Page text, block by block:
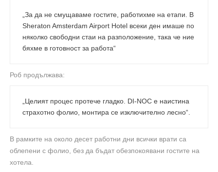
„За да не смущаваме гостите, работихме на етапи. В
Sheraton Amsterdam Airport Hotel всеки ден имаше по
няколко свободни стаи на разположение, така че ние
бяхме в готовност за работа“
Роб продължава:
„Целият процес протече гладко. DI-NOC е наистина
страхотно фолио, монтира се изключително лесно“.
В рамките на около десет работни дни всички врати са
облепени с фолио, без да бъдат обезпокоявани гостите на
хотела.